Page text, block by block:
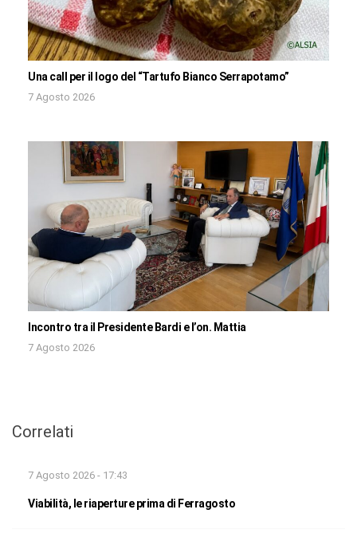
Una call per il logo del “Tartufo Bianco Serrapotamo”
7 Agosto 2026
Incontro tra il Presidente Bardi e l’on. Mattia
7 Agosto 2026
Correlati
7 Agosto 2026 - 17:43
Viabilità, le riaperture prima di Ferragosto